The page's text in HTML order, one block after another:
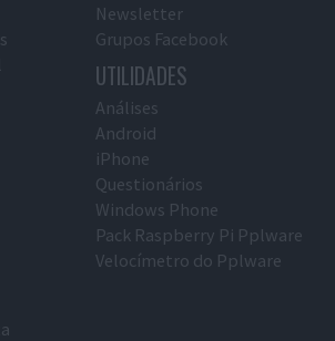
Newsletter
Grupos Facebook
UTILIDADES
Análises
Android
iPhone
Questionários
Windows Phone
Pack Raspberry Pi Pplware
Velocímetro do Pplware